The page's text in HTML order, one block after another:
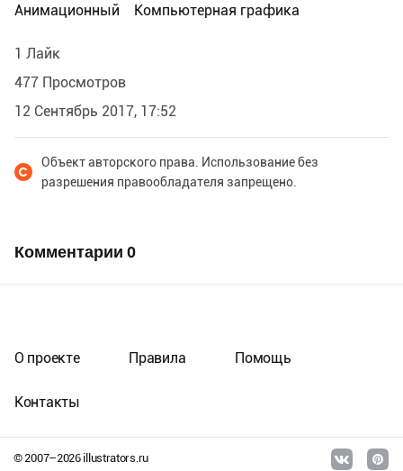
Анимационный
Компьютерная графика
1 Лайк
477 Просмотров
12 Сентябрь 2017, 17:52
Объект авторского права. Использование без
разрешения правообладателя запрещено.
Комментарии 0
© 2007–2026illustrators.ru
О проекте Правила Помощь
Контакты